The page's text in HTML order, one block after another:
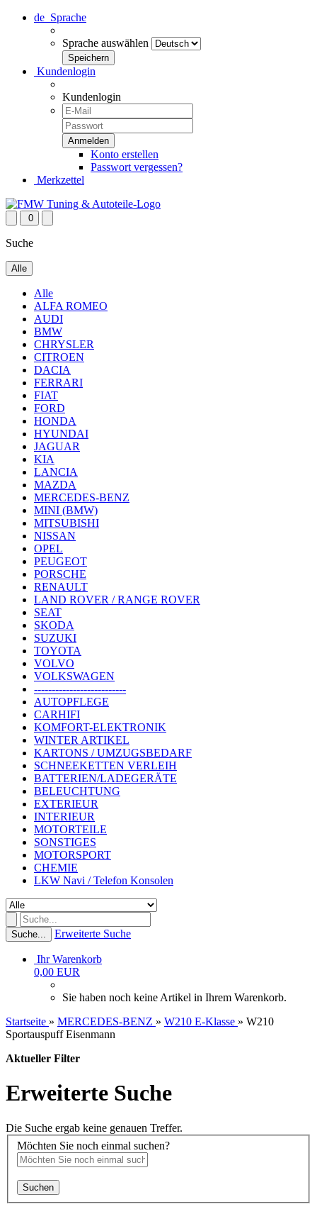
de Sprache
Sprache auswählen
Kundenlogin
Kundenlogin
Konto erstellen
Passwort vergessen?
Merkzettel
0
Suche
Alle
Alle
ALFA ROMEO
AUDI
BMW
CHRYSLER
CITROEN
DACIA
FERRARI
FIAT
FORD
HONDA
HYUNDAI
JAGUAR
KIA
LANCIA
MAZDA
MERCEDES-BENZ
MINI (BMW)
MITSUBISHI
NISSAN
OPEL
PEUGEOT
PORSCHE
RENAULT
LAND ROVER / RANGE ROVER
SEAT
SKODA
SUZUKI
TOYOTA
VOLVO
VOLKSWAGEN
--------------------------
AUTOPFLEGE
CARHIFI
KOMFORT-ELEKTRONIK
WINTER ARTIKEL
KARTONS / UMZUGSBEDARF
SCHNEEKETTEN VERLEIH
BATTERIEN/LADEGERÄTE
BELEUCHTUNG
EXTERIEUR
INTERIEUR
MOTORTEILE
SONSTIGES
MOTORSPORT
CHEMIE
LKW Navi / Telefon Konsolen
Suche... Erweiterte Suche
Ihr Warenkorb
0,00 EUR
Sie haben noch keine Artikel in Ihrem Warenkorb.
Startseite » MERCEDES-BENZ » W210 E-Klasse » W210
Sportauspuff Eisenmann
Aktueller Filter
Erweiterte Suche
Die Suche ergab keine genauen Treffer.
Möchten Sie noch einmal suchen?
Suchen